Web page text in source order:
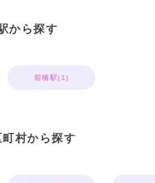
から探す
前橋駅(1)
村から探す